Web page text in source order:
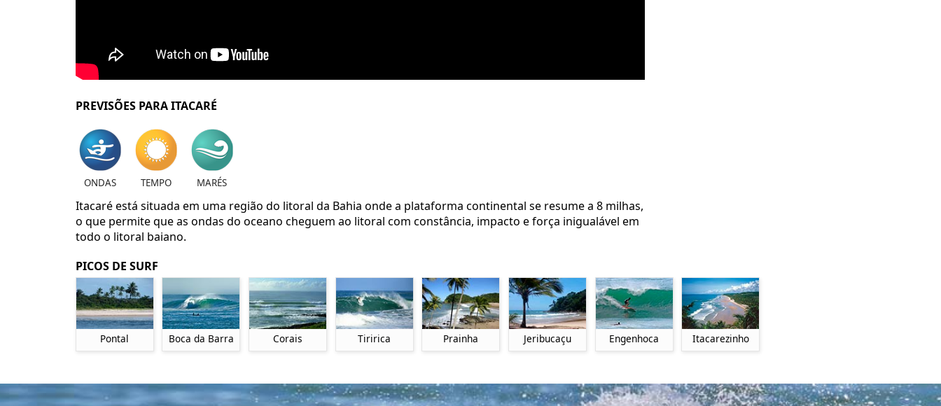
PREVISÕES PARA ITACARÉ
ONDAS TEMPO MARÉS
Itacaré está situada em uma região do litoral da Bahia onde a plataforma continental se resume a 8 milhas,
o que permite que as ondas do oceano cheguem ao litoral com constância, impacto e força inigualável em
todo o litoral baiano.
PICOS DE SURF
Pontal Boca da Barra Corais Tiririca Prainha Jeribucaçu Engenhoca Itacarezinho